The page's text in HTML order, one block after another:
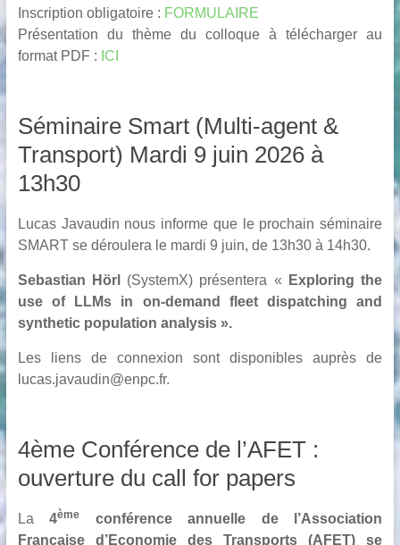
Inscription obligatoire : FORMULAIRE
Présentation du thème du colloque à télécharger au
format PDF : ICI
Séminaire Smart (Multi-agent &
Transport) Mardi 9 juin 2026 à
13h30
Lucas Javaudin nous informe que le prochain séminaire
SMART se déroulera le mardi 9 juin, de 13h30 à 14h30.
Sebastian Hörl (SystemX) présentera «
Exploring the
use of LLMs in on-demand fleet dispatching and
synthetic population analysis ».
Les liens de connexion sont disponibles auprès de
lucas.javaudin@enpc.fr.
4ème Conférence de l’AFET :
ouverture du call for papers
La4ème conférence annuelle de l’Association
Française d’Economie des Transports (AFET) se